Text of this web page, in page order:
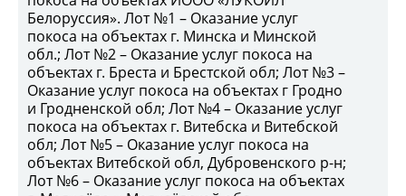
Белоруссия». Лот №1 – Оказание услуг
покоса на объектах г. Минска и Минской
обл.; Лот №2 – Оказание услуг покоса на
объектах г. Бреста и Брестской обл; Лот №3 –
Оказание услуг покоса на объектах г Гродно
и Гродненской обл; Лот №4 – Оказание услуг
покоса на объектах г. Витебска и Витебской
обл; Лот №5 – Оказание услуг покоса на
объектах Витебской обл, Дубровенского р-н;
Лот №6 – Оказание услуг покоса на объектах